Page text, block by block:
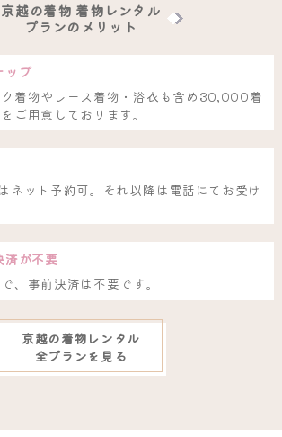
京越の着物 着物レンタル
プランのメリット
ップ
ク着物やレース着物・浴衣も含め30,000着
ご用意しております。
ネット予約可。それ以降は電話にてお受け
が不要
、事前決済は不要です。
京越の着物レンタル
全プランを見る